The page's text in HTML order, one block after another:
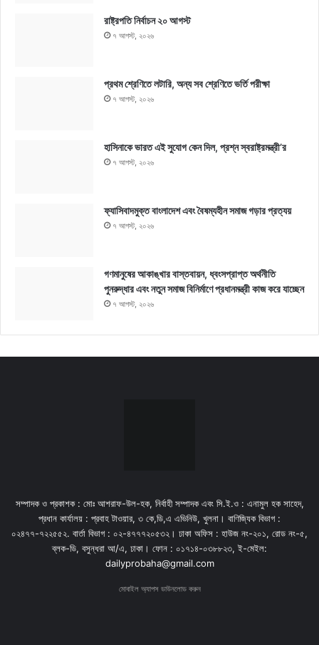
রাষ্ট্রপতি নির্বাচন ২০ আগস্ট
৭ আগস্ট, ২০২৬
প্রথম শ্রেণিতে লটারি, অন্য সব শ্রেণিতে ভর্তি পরীক্ষা
৭ আগস্ট, ২০২৬
হাসিনাকে ভারত এই সুযোগ কেন দিল, প্রশ্ন স্বরাষ্ট্রমন্ত্রী’র
৭ আগস্ট, ২০২৬
ফ্যাসিবাদমুক্ত বাংলাদেশ এবং বৈষম্যহীন সমাজ গড়ার প্রত্যয়
৭ আগস্ট, ২০২৬
গণমানুষের আকাঙ্খার বাস্তবায়ন, ধ্বংসপ্রাপ্ত অর্থনীতি
পুনরুদ্ধার এবং নতুন সমাজ বিনির্মাণে প্রধানমন্ত্রী কাজ করে যাচ্ছেন
৭ আগস্ট, ২০২৬
সম্পাদক ও প্রকাশক : মোঃ আশরাফ-উল-হক, নির্বাহী সম্পাদক এবং সি.ই.ও : এনামুল হক সাহেদ,
প্রধান কার্যালয় : প্রবাহ টাওয়ার, ৩ কে,ডি,এ এভিনিউ, খুলনা। বাণিজ্যিক বিভাগ :
০২৪৭৭-৭২২৫৫২. বার্তা বিভাগ : ০২-৪৭৭৭২০৫৩২। ঢাকা অফিস : হাউজ নং-২০১, রোড নং-৫,
ব্লক-ডি, বসুন্ধরা আ/এ, ঢাকা। ফোন : ০১৭১৪-০৩৮৮২৩, ই-মেইল:
dailyprobaha@gmail.com
মোবাইল অ্যাপস ডাউনলোড করুন